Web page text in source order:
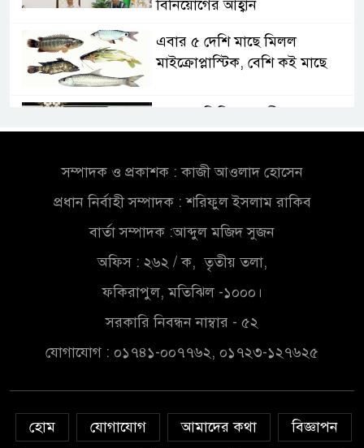
বিনিয়োগের আহ্বান
এবার ৫ দেশি মাছে মিলল
মাইক্রোপ্লাস্টিক, বেশি কই মাছে
খালেকের ইন্তেকাল
অগ্রযাত্রায় নতুন অধ্যায়
বাংলাদেশে বর্তমানে স্থিতিশীল
এখনই উপযুক্ত সময়
সরকার,প্রবাসীদের বিনিয়োগের
চাঁদপুরে মাটির নিচে গাঁজার ড্রাম,
মাদক কারবারি আটক
সম্পাদক ও প্রকাশক : কাজী আওলাদ হোসেন
প্রধান নির্বাহী সম্পাদক : শরিফুল ইসলাম রাকিব
বার্তা সম্পাদক :আব্দুল মজিদ সুজন
অফিস : ২৬২ / ক, তৃতীয় তলা,
ফকিরাপুল, মতিঝিল -১০০০।
সরকারি নিবন্ধন নাম্বার - ৫২
যোগাযোগ : ০১৭৪১-০০৭৭৬২, ০১৭২৩-১২৭৬২৫
হোম যোগাযোগ আমাদের কথা
বিজ্ঞাপন